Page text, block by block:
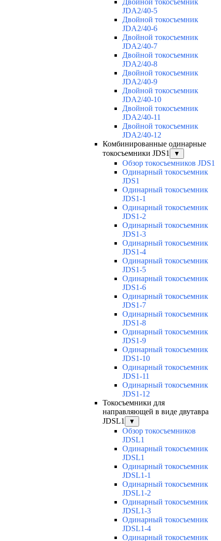
JDA2/40-5
Двойной токосъемник
JDA2/40-6
Двойной токосъемник
JDA2/40-7
Двойной токосъемник
JDA2/40-8
Двойной токосъемник
JDA2/40-9
Двойной токосъемник
JDA2/40-10
Двойной токосъемник
JDA2/40-11
Двойной токосъемник
JDA2/40-12
Комбинированные одинарные
токосъемники JDS1
▼
Обзор токосъемников JDS1
Одинарный токосъемник
JDS1
Одинарный токосъемник
JDS1-1
Одинарный токосъемник
JDS1-2
Одинарный токосъемник
JDS1-3
Одинарный токосъемник
JDS1-4
Одинарный токосъемник
JDS1-5
Одинарный токосъемник
JDS1-6
Одинарный токосъемник
JDS1-7
Одинарный токосъемник
JDS1-8
Одинарный токосъемник
JDS1-9
Одинарный токосъемник
JDS1-10
Одинарный токосъемник
JDS1-11
Одинарный токосъемник
JDS1-12
Токосъемники для
направляющей в виде двутавра
JDSL1
▼
Обзор токосъемников
JDSL1
Одинарный токосъемник
JDSL1
Одинарный токосъемник
JDSL1-1
Одинарный токосъемник
JDSL1-2
Одинарный токосъемник
JDSL1-3
Одинарный токосъемник
JDSL1-4
Одинарный токосъемник